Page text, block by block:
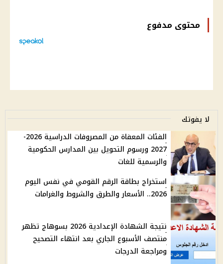
محتوى مدفوع
لا يفوتك
الفئات المعفاة من المصروفات الدراسية 2026-
2027 ورسوم التحويل بين المدارس الحكومية
والرسمية للغات
استخراج بطاقة الرقم القومي في نفس اليوم
2026.. الأسعار والطرق والشروط والغرامات
نتيجة الشهادة الإعدادية 2026 بسوهاج تظهر
منتصف الأسبوع الجاري بعد انتهاء التصحيح
ومراجعة الدرجات